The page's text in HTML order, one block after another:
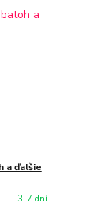
a ďalšie
3-7 dní